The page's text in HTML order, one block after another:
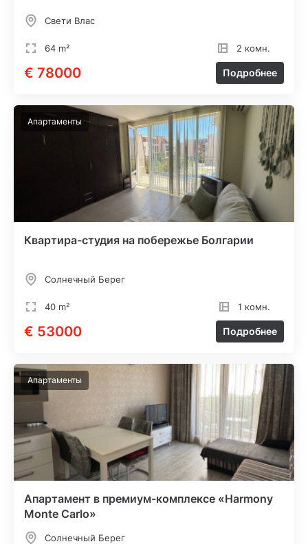
Свети Влас
64 m² 2 комн.
€ 78000 Подробнее
Апартаменты
Квартира-студия на побережье Болгарии
Солнечный Берег
40 m² 1 комн.
€ 53000 Подробнее
Апартаменты
Апартамент в премиум-комплексе «Harmony
Monte Carlo»
Солнечный Берег